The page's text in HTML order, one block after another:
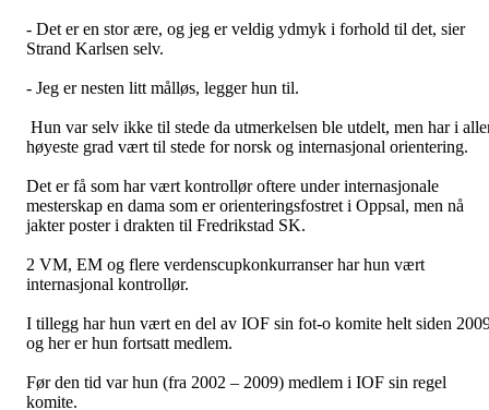
- Det er en stor ære, og jeg er veldig ydmyk i forhold til det, sier
Strand Karlsen selv.
- Jeg er nesten litt målløs, legger hun til.
Hun var selv ikke til stede da utmerkelsen ble utdelt, men har i
høyeste grad vært til stede for norsk og internasjonal orientering.
Det er få som har vært kontrollør oftere under internasjonale
mesterskap en dama som er orienteringsfostret i Oppsal, men nå
jakter poster i drakten til Fredrikstad SK.
2 VM, EM og flere verdenscupkonkurranser har hun vært
internasjonal kontrollør.
I tillegg har hun vært en del av IOF sin fot-o komite helt siden
og her er hun fortsatt medlem.
Før den tid var hun (fra 2002 – 2009) medlem i IOF sin regel
komite.